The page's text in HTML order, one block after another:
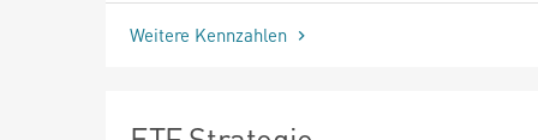
Weitere Kennzahlen